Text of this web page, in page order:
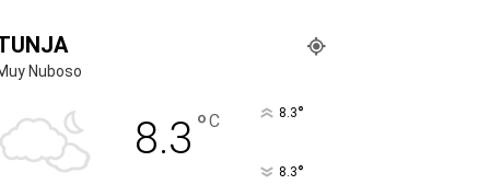
Nuboso
8.3 °C 8.3°
8.3°